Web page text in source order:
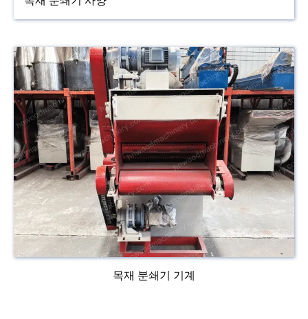
목재 분쇄기 기계